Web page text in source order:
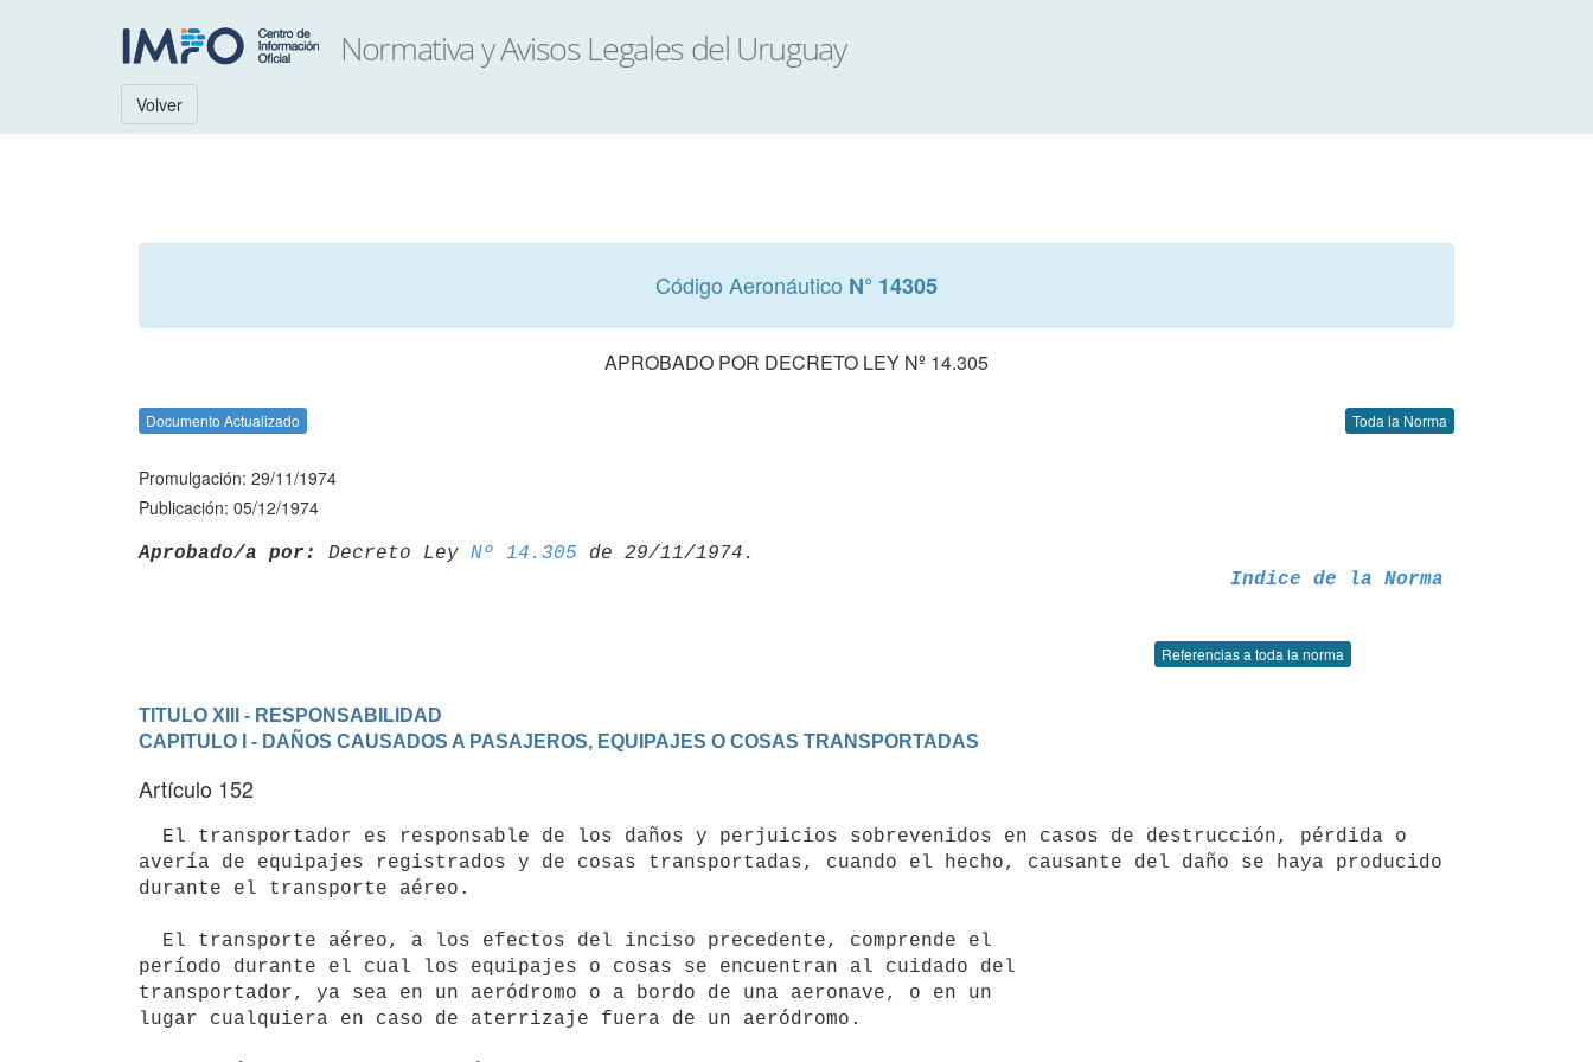
Volver
Código Aeronáutico N° 14305
APROBADO POR DECRETO LEY Nº 14.305
Documento Actualizado Toda la Norma
Promulgación: 29/11/1974
Publicación: 05/12/1974
Aprobado/a por: Decreto Ley Nº 14.305
Indice de la Norma
Referencias a toda la norma
TITULO XIII - RESPONSABILIDAD
CAPITULO I - DAÑOS CAUSADOS A PASAJEROS, EQUIPAJES O COSAS TRANSPORTADAS
Artículo 152
avería de equipajes registrados y de cosas transportadas, cuando el hecho, causante del daño se haya producido
durante el transporte aéreo.
período durante el cual los equipajes o cosas se encuentran al cuidado del
transportador, ya sea en un aeródromo o a bordo de una aeronave, o en un
lugar cualquiera en caso de aterrizaje fuera de un aeródromo.